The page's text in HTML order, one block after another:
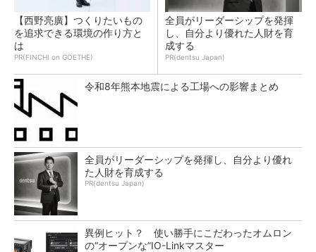
【西野亮廣】つくりたいもの
を追求できる環境の作り方と
は
PR(FINCHI on GOETHE)
全員がリーダーシップを発揮
し、自分より優れた人財を育
成する
PR(dentsu Japan)
令和8年熊本地震による工場への影響まとめ
全員がリーダーシップを発揮し、自分より優れ
た人財を育成する
PR(dentsu Japan)
異例ヒット？ 使い勝手にこだわったオムロン
の“オープンな”IO-Linkマスター